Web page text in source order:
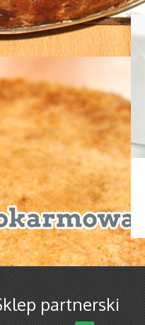
partnerski